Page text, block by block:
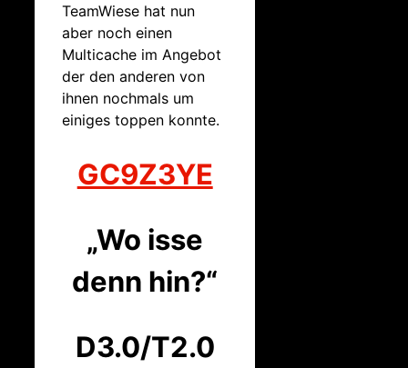
TeamWiese hat nun
aber noch einen
Multicache im Angebot
der den anderen von
ihnen nochmals um
einiges toppen konnte.
GC9Z3YE
„Wo isse
denn hin?“
D3.0/T2.0